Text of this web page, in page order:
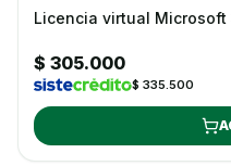
Licencia virtual Microsoft
$ 305.000
$ 335.500